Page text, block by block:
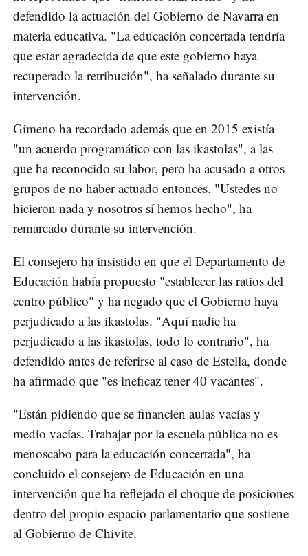
defendido la actuación del Gobierno de Navarra en
materia educativa. "La educación concertada tendría
que estar agradecida de que este gobierno haya
recuperado la retribución", ha señalado durante su
intervención.
Gimeno ha recordado además que en 2015 existía
"un acuerdo programático con las ikastolas", a las
que ha reconocido su labor, pero ha acusado a otros
grupos de no haber actuado entonces. "Ustedes no
hicieron nada y nosotros sí hemos hecho", ha
remarcado durante su intervención.
El consejero ha insistido en que el Departamento de
Educación había propuesto "establecer las ratios del
centro público" y ha negado que el Gobierno haya
perjudicado a las ikastolas. "Aquí nadie ha
perjudicado a las ikastolas, todo lo contrario", ha
defendido antes de referirse al caso de Estella, donde
ha afirmado que "es ineficaz tener 40 vacantes".
"Están pidiendo que se financien aulas vacías y
medio vacías. Trabajar por la escuela pública no es
menoscabo para la educación concertada", ha
concluido el consejero de Educación en una
intervención que ha reflejado el choque de posiciones
dentro del propio espacio parlamentario que sostiene
al Gobierno de Chivite.